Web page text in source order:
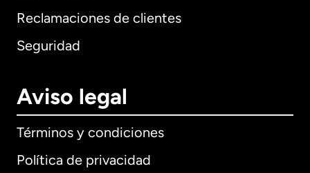
Reclamaciones de clientes
Seguridad
Aviso legal
Términos y condiciones
Política de privacidad